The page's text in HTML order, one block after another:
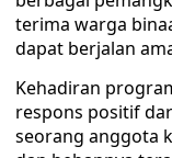
terima warga
dapat berjalan
Kehadiran
respons positif
seorang anggota